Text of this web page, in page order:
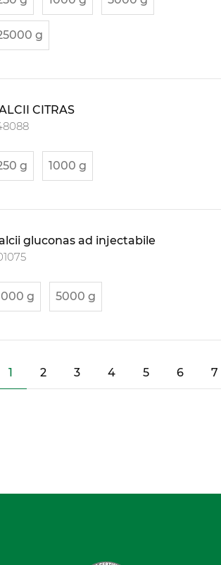
g
CITRAS
g 1000 g
gluconas ad injectabile
g 5000 g
1 (current)
2 3 4 5 6 7